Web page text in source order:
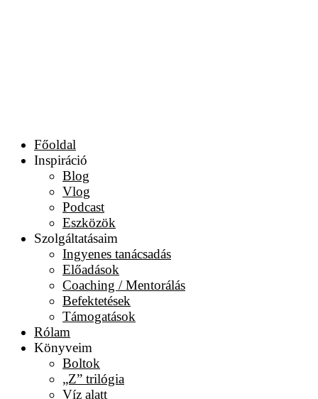
Főoldal
Inspiráció
Blog
Vlog
Podcast
Eszközök
Szolgáltatásaim
Ingyenes tanácsadás
Előadások
Coaching / Mentorálás
Befektetések
Támogatások
Rólam
Könyveim
Boltok
„Z” trilógia
Víz alatt